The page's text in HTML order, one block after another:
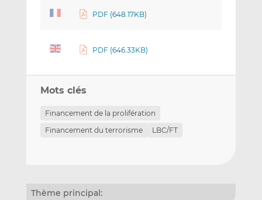
PDF (648.17KB)
PDF (646.33KB)
Mots clés
Financement de la prolifération
Financement du terrorisme
LBC/FT
Thème principal: